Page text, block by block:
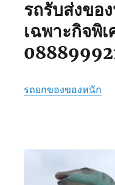
รถรับส่งขอ
เฉพาะกิจพิ
รถยกของของหนัก